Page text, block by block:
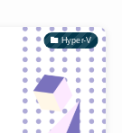
Hyper-V